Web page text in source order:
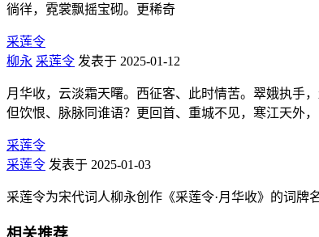
徜徉，霓裳飘摇宝砌。更稀奇
采莲令
柳永 采莲令 发表于 2025-01-12
月华收，云淡霜天曙。西征客、此时情苦。翠娥执手
但饮恨、脉脉同谁语？更回首、重城不见，寒江天外
采莲令
采莲令 发表于 2025-01-03
采莲令为宋代词人柳永创作《采莲令·月华收》的词牌
相关推荐